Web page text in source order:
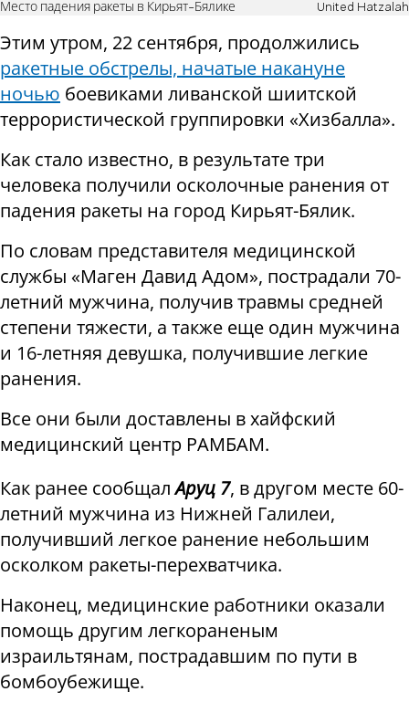
Место падения ракеты в Кирьят-Бялике United Hatzalah
Этим утром, 22 сентября, продолжились
ракетные обстрелы, начатые накануне
ночью боевиками ливанской шиитской
террористической группировки «Хизбалла».
Как стало известно, в результате три
человека получили осколочные ранения от
падения ракеты на город Кирьят-Бялик.
По словам представителя медицинской
службы «Маген Давид Адом», пострадали 70-
летний мужчина, получив травмы средней
степени тяжести, а также еще один мужчина
и 16-летняя девушка, получившие легкие
ранения.
Все они были доставлены в хайфский
медицинский центр РАМБАМ.
Как ранее сообщалАруц 7, в другом месте 60-
летний мужчина из Нижней Галилеи,
получивший легкое ранение небольшим
осколком ракеты-перехватчика.
Наконец, медицинские работники оказали
помощь другим легкораненым
израильтянам, пострадавшим по пути в
бомбоубежище.